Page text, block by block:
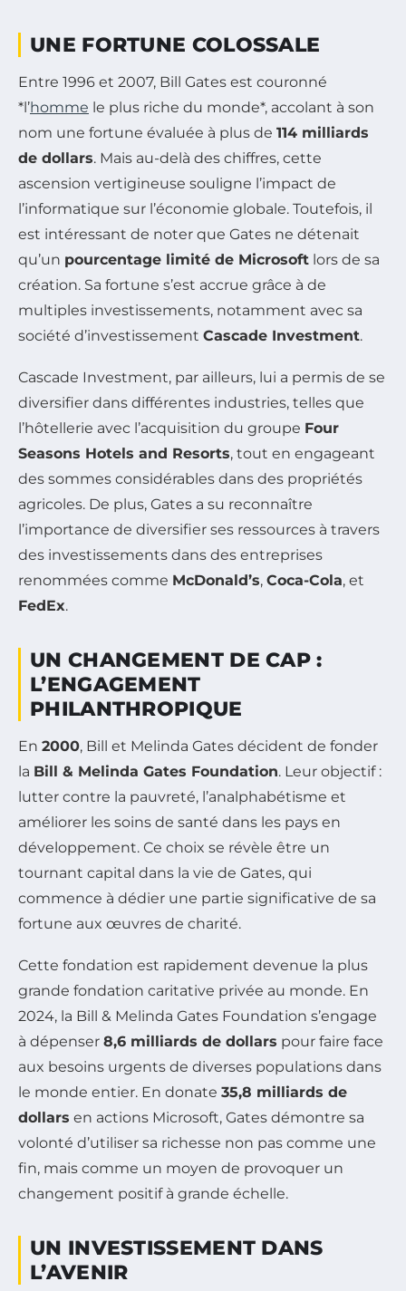
UNE FORTUNE COLOSSALE
Entre 1996 et 2007, Bill Gates est couronné
*l’homme le plus riche du monde*, accolant à son
nom une fortune évaluée à plus de 114 milliards
de dollars. Mais au-delà des chiffres, cette
ascension vertigineuse souligne l’impact de
l’informatique sur l’économie globale. Toutefois, il
est intéressant de noter que Gates ne détenait
qu’un pourcentage limité de Microsoft lors de sa
création. Sa fortune s’est accrue grâce à de
multiples investissements, notamment avec sa
société d’investissement Cascade Investment.
Cascade Investment, par ailleurs, lui a permis de se
diversifier dans différentes industries, telles que
l’hôtellerie avec l’acquisition du groupe Four
Seasons Hotels and Resorts, tout en engageant
des sommes considérables dans des propriétés
agricoles. De plus, Gates a su reconnaître
l’importance de diversifier ses ressources à travers
des investissements dans des entreprises
renommées comme McDonald’s, Coca-Cola, et
FedEx.
UN CHANGEMENT DE CAP :
L’ENGAGEMENT
PHILANTHROPIQUE
En 2000, Bill et Melinda Gates décident de fonder
la Bill & Melinda Gates Foundation. Leur objectif :
lutter contre la pauvreté, l’analphabétisme et
améliorer les soins de santé dans les pays en
développement. Ce choix se révèle être un
tournant capital dans la vie de Gates, qui
commence à dédier une partie significative de sa
fortune aux œuvres de charité.
Cette fondation est rapidement devenue la plus
grande fondation caritative privée au monde. En
2024, la Bill & Melinda Gates Foundation s’engage
à dépenser 8,6 milliards de dollars pour faire face
aux besoins urgents de diverses populations dans
le monde entier. En donate 35,8 milliards de
dollars en actions Microsoft, Gates démontre sa
volonté d’utiliser sa richesse non pas comme une
fin, mais comme un moyen de provoquer un
changement positif à grande échelle.
UN INVESTISSEMENT DANS
L’AVENIR